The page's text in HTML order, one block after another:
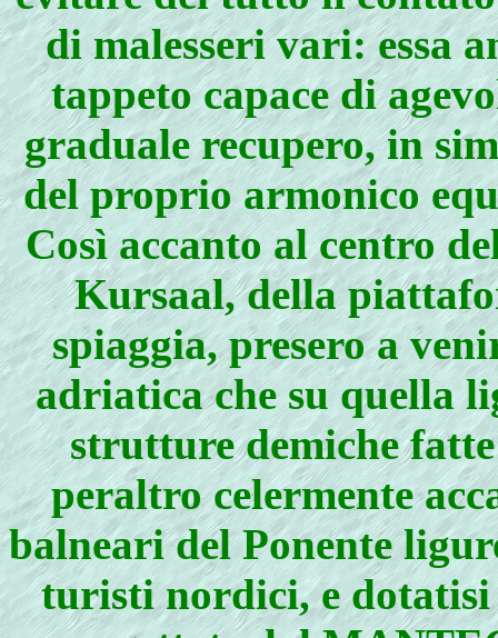
di malesseri vari: essa
tappeto capace di
graduale recupero, in
del proprio armonico
Così accanto al centro
Kursaal, della
spiaggia, presero a
adriatica che su quella
strutture demiche
peraltro celermente
balneari del Ponente
turisti nordici, e